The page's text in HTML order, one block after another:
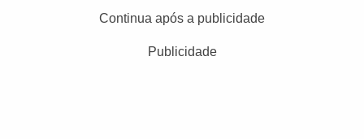
Continua após a publicidade
Publicidade